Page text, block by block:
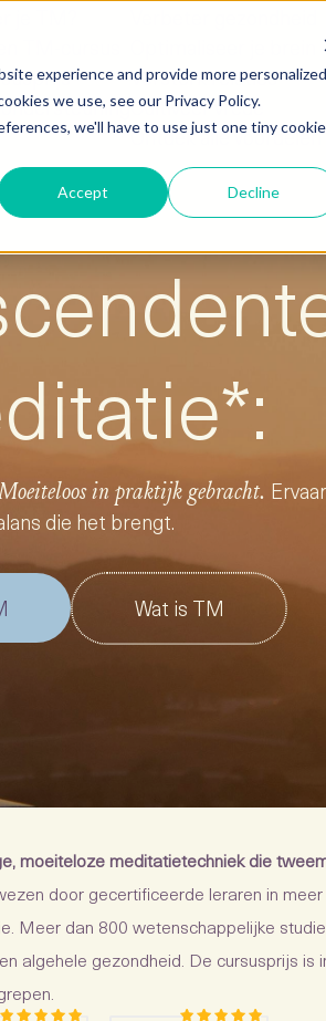
experience and provide more personalized
we use, see our Privacy Policy.
we'll have to use just one tiny cookie
Accept Decline
Versterk relaties
Cultiveer vrede
Ontdek alle voordelen
in praktijk gebracht.
die het brengt.
Wat is TM
moeiteloze meditatietechniek die
door gecertificeerde leraren in
Meer dan 800 wetenschappelijke
algehele gezondheid. De cursusprijs is